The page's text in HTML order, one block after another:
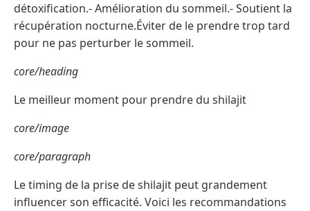
détoxification.- Amélioration du sommeil.- Soutient la
récupération nocturne.Éviter de le prendre trop tard
pour ne pas perturber le sommeil.
core/heading
Le meilleur moment pour prendre du shilajit
core/image
core/paragraph
Le timing de la prise de shilajit peut grandement
influencer son efficacité. Voici les recommandations